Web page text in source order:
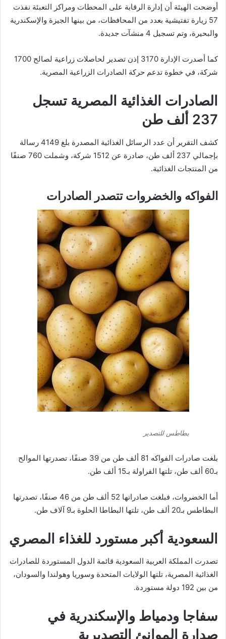
أوضحت الهيئة أن إدارة الرقابة على المحطات ومراكز التعبئة نفذت
57 زيارة تفتيشية بعدد من المحافظات، من بينها الجيزة والإسكندرية
والبحيرة، وتم تسجيل 4 منشآت جديدة.
كما أصدرت الإدارة 3170 إذن تصدير لحاصلات زراعية لصالح 1700
شركة، في خطوة تدعم حركة الصادرات الزراعية المصرية.
الصادرات الغذائية المصرية تسجل
237 ألف طن
كشف التقرير أن عدد الرسائل الغذائية المصدرة بلغ 4149 رسالة
بإجمالي 237 ألف طن، صادرة عن 1512 شركة، وشملت 760 صنفًا
من المنتجات الغذائية.
الفواكه والخضروات تتصدر الصادرات
بطاطس للتصدير
بلغت صادرات الفواكه 81 ألف طن من 39 صنفًا، تصدرتها الموالح
بـ60 ألف طن، تلتها الفراولة بـ15 ألف طن.
أما الخضروات، فبلغت صادراتها 52 ألف طن من 46 صنفًا، تصدرتها
البطاطس بـ20 ألف طن، تلتها البطاطا الحلوة بـ9 آلاف طن.
السعودية أكبر مستورد للغذاء المصري
تصدرت المملكة العربية السعودية قائمة الدول المستوردة للصادرات
الغذائية المصرية، تلتها الولايات المتحدة وسوريا وهولندا والسودان،
من بين 192 دولة مستوردة.
سفاجا ودمياط والإسكندرية في
صدارة الموانئ التصديرية